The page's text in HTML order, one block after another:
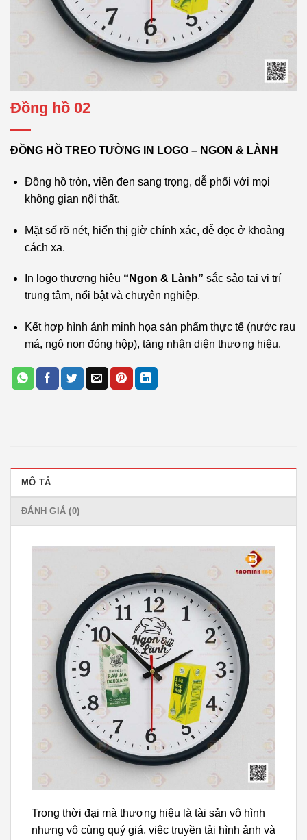
Đồng hồ 02
ĐỒNG HỒ TREO TƯỜNG IN LOGO – NGON & LÀNH
Đồng hồ tròn, viền đen sang trọng, dễ phối với mọi
không gian nội thất.
Mặt số rõ nét, hiển thị giờ chính xác, dễ đọc ở khoảng
cách xa.
In logo thương hiệu “Ngon & Lành” sắc sảo tại vị trí
trung tâm, nổi bật và chuyên nghiệp.
Kết hợp hình ảnh minh họa sản phẩm thực tế (nước rau
má, ngô non đóng hộp), tăng nhận diện thương hiệu.
MÔ TẢ
ĐÁNH GIÁ (0)
Trong thời đại mà thương hiệu là tài sản vô hình
nhưng vô cùng quý giá, việc truyền tải hình ảnh và